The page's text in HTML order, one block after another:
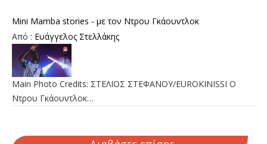
Mini Mamba stories - με τον Ντρου Γκάουντλοκ
Από : Ευάγγελος Στελλάκης
Main Photo Credits: ΣΤΕΛΙΟΣ ΣΤΕΦΑΝΟΥ/EUROKINISSI Ο
Ντρου Γκάουντλοκ…